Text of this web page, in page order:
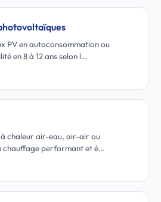
PV en autoconsommation ou
en 8 à 12 ans selon l…
chaleur air-eau, air-air ou
chauffage performant et é…